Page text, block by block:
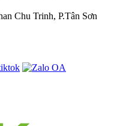
Chu Trinh, P.Tân Sơn